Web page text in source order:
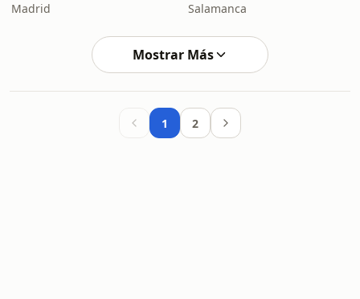
Madrid Salamanca
Mostrar Más
1 2